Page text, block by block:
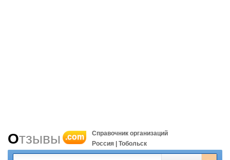
Отзывы .com
Справочник организаций
Россия | Тобольск